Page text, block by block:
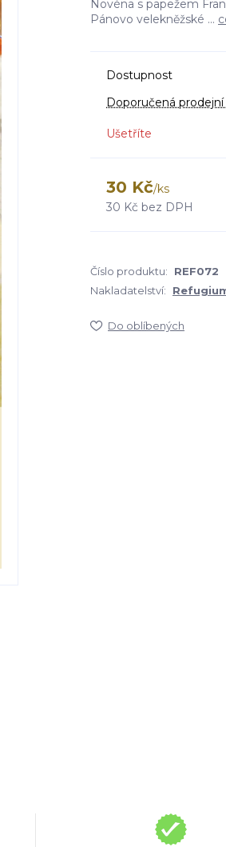
Novéna s papežem
Pánovo velekněžské ...
Dostupnost
Doporučená prodejní
Ušetříte
30 Kč/ks
30 Kč bez DPH
Číslo produktu: REF072
Nakladatelství:
Do oblíbených